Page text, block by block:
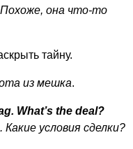
она что-то
тайну.
из мешка.
. What’s the deal?
условия сделки?